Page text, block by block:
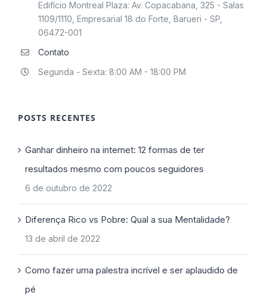
Edifício Montreal Plaza: Av. Copacabana, 325 - Salas
1109/1110, Empresarial 18 do Forte, Barueri - SP,
06472-001
Contato
Segunda - Sexta: 8:00 AM - 18:00 PM
POSTS RECENTES
Ganhar dinheiro na internet: 12 formas de ter
resultados mesmo com poucos seguidores
6 de outubro de 2022
Diferença Rico vs Pobre: Qual a sua Mentalidade?
13 de abril de 2022
Como fazer uma palestra incrível e ser aplaudido de
pé